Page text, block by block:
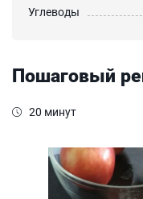
Углеводы
Пошаговый
20 минут